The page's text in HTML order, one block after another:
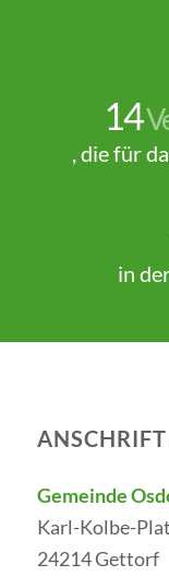
14
, die für
in
Gemeinde
Karl-Kolbe-
24214 Gettorf